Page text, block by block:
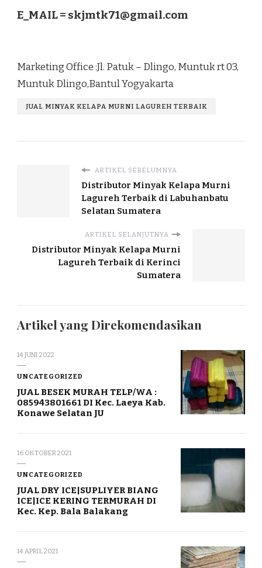
E_MAIL = skjmtk71@gmail.com
Marketing Office :Jl. Patuk – Dlingo, Muntuk rt 03,
Muntuk Dlingo,Bantul Yogyakarta
JUAL MINYAK KELAPA MURNI LAGUREH TERBAIK
ARTIKEL SEBELUMNYA
Distributor Minyak Kelapa Murni
Lagureh Terbaik di Labuhanbatu
Selatan Sumatera
ARTIKEL SELANJUTNYA
Distributor Minyak Kelapa Murni
Lagureh Terbaik di Kerinci
Sumatera
Artikel yang Direkomendasikan
14 JUNI 2022
UNCATEGORIZED
JUAL BESEK MURAH TELP/WA :
085943801661 DI Kec. Laeya Kab.
Konawe Selatan JU
16 OKTOBER 2021
UNCATEGORIZED
JUAL DRY ICE|SUPLIYER BIANG
ICE|ICE KERING TERMURAH DI
Kec. Kep. Bala Balakang
14 APRIL 2021